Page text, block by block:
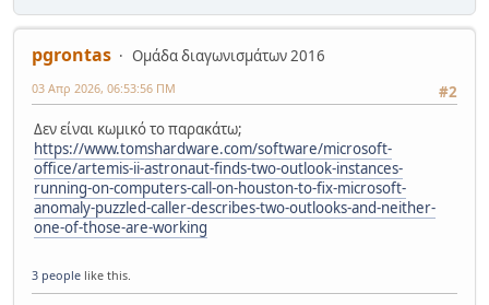
pgrontas
Ομάδα διαγωνισμάτων 2016
#2
03 Απρ 2026, 06:53:56 ΠΜ
Δεν είναι κωμικό το παρακάτω;
https://www.tomshardware.com/software/microsoft-
office/artemis-ii-astronaut-finds-two-outlook-instances-
running-on-computers-call-on-houston-to-fix-microsoft-
anomaly-puzzled-caller-describes-two-outlooks-and-neither-
one-of-those-are-working
3 people like this.